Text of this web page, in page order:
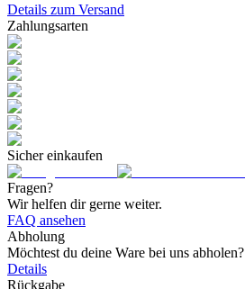
Details zum Versand
Zahlungsarten
Sicher einkaufen
Fragen?
Wir helfen dir gerne weiter.
FAQ ansehen
Abholung
Möchtest du deine Ware bei uns abholen?
Details
Rückgabe